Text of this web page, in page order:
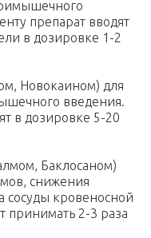
препарат вводят
в дозировке 1-2
Новокаином) для
введения.
в дозировке 5-20
Баклосаном)
снижения
сосуды кровеносной
принимать 2-3 раза